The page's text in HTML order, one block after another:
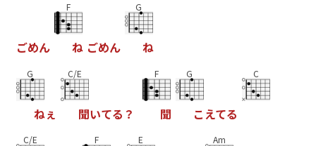
ごめん
F
ね ごめん
G
ね
G
ねぇ
C/E
聞いてる ？
F
聞
G
こ えてる
C
C/E F E Am